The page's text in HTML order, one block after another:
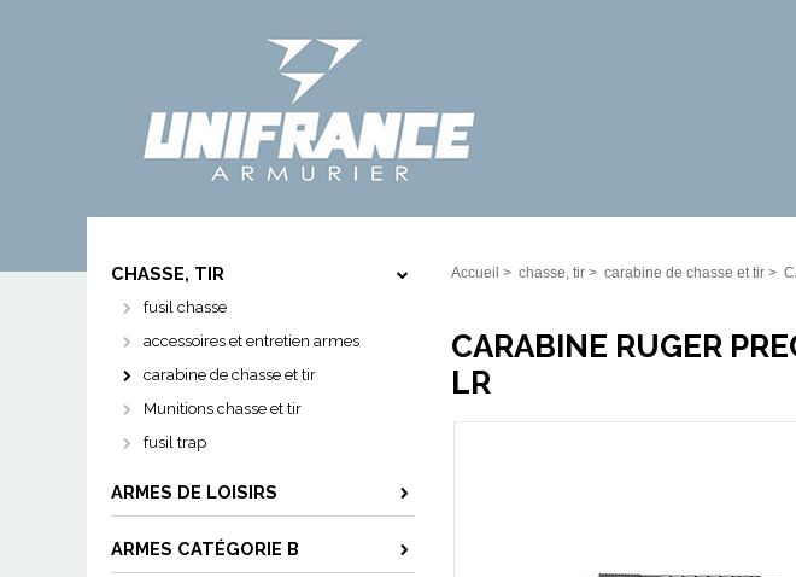
CHASSE, TIR
fusil chasse
accessoires et entretien armes
carabine de chasse et tir
Munitions chasse et tir
fusil trap
ARMES DE LOISIRS
ARMES CATÉGORIE B
Accueil > chasse, tir > carabine de chasse et tir >
CARABINE RUGER
LR